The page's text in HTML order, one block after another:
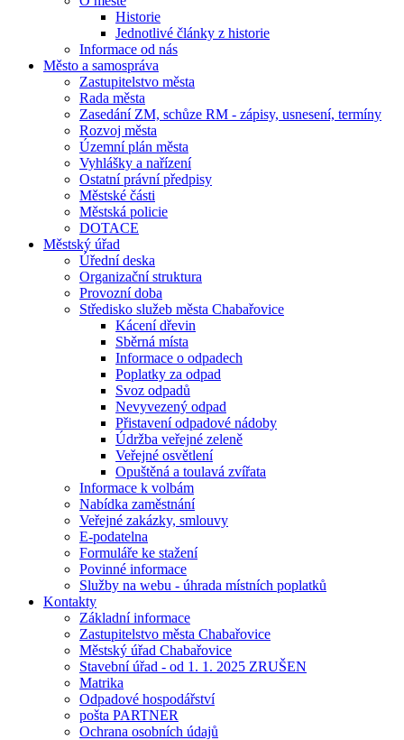
Historie
Jednotlivé články z historie
Informace od nás
Město a samospráva
Zastupitelstvo města
Rada města
Zasedání ZM, schůze RM - zápisy, usnesení, termíny
Rozvoj města
Územní plán města
Vyhlášky a nařízení
Ostatní právní předpisy
Městské části
Městská policie
DOTACE
Městský úřad
Úřední deska
Organizační struktura
Provozní doba
Středisko služeb města Chabařovice
Kácení dřevin
Sběrná místa
Informace o odpadech
Poplatky za odpad
Svoz odpadů
Nevyvezený odpad
Přistavení odpadové nádoby
Údržba veřejné zeleně
Veřejné osvětlení
Opuštěná a toulavá zvířata
Informace k volbám
Nabídka zaměstnání
Veřejné zakázky, smlouvy
E-podatelna
Formuláře ke stažení
Povinné informace
Služby na webu - úhrada místních poplatků
Kontakty
Základní informace
Zastupitelstvo města Chabařovice
Městský úřad Chabařovice
Stavební úřad - od 1. 1. 2025 ZRUŠEN
Matrika
Odpadové hospodářství
pošta PARTNER
Ochrana osobních údajů